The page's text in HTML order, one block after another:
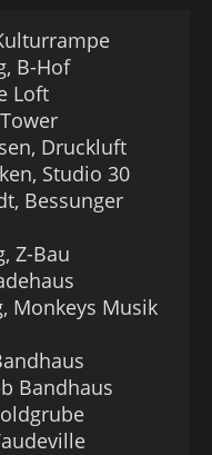
B-Hof
Loft
Druckluft
Studio 30
Bessunger
Z-Bau
Monkeys Musik
Bandhaus